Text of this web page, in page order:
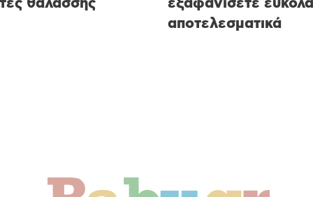
θαλάσσης
εξαφανίσετε εύκολα
αποτελεσματικά